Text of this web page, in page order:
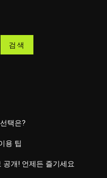
검색
택은?
용 팁
공개! 언제든 즐기세요